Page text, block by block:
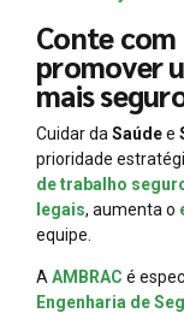
Conte
promover
mais
Cuidar da Saúdee
prioridade
de trabalho
legais, aumenta o
equipe.
A AMBRAC é
Engenharia de